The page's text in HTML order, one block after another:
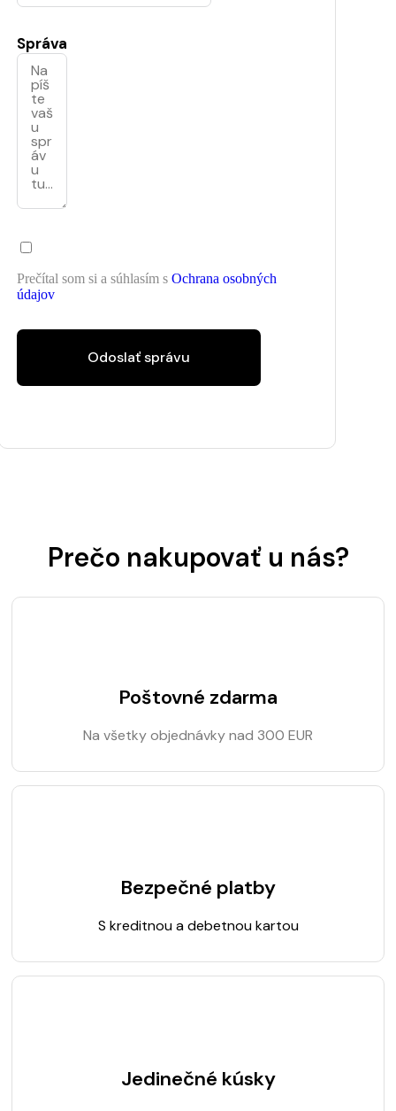
Správa
Prečítal som si a súhlasím s Ochrana osobných
údajov
Odoslať správu
Prečo nakupovať u nás?
Poštovné zdarma
Na všetky objednávky nad 300 EUR
Bezpečné platby
S kreditnou a debetnou kartou
Jedinečné kúsky